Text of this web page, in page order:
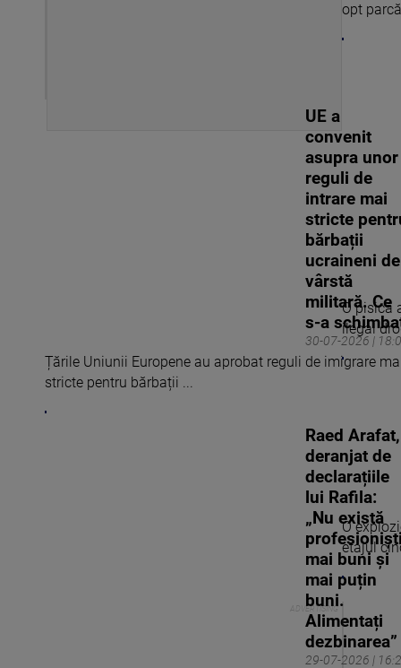
30-07-2026 |
UE a
convenit
asupra unor
reguli de
intrare mai
stricte
bărbații
ucraineni de
vârstă
militară. Ce
s-a
Țările Uniunii Europene au aprobat reguli de imigrare
stricte pentru bărbații ...
29-07-2026 |
Raed Arafat,
deranjat de
declarațiile
lui Rafila:
„Nu există
mai buni și
mai puțin
buni.
Alimentați
dezbinarea”
opt
O pisică
ilegal
O
etajul